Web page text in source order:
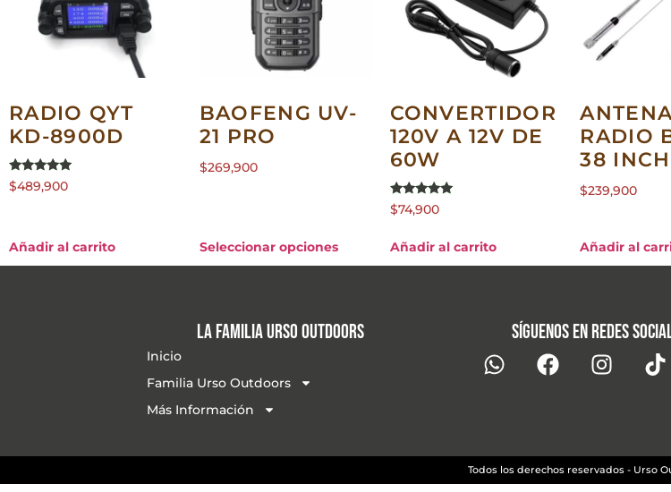
RADIO QYT
KD-8900D
Valorado en
5.00
$489,900
Añadir al carrito
BAOFENG UV-
21 PRO
$269,900
Seleccionar opciones
CONVERTIDOR
120V A 12V DE
60W
Valorado en
5.00
$74,900
Añadir al carrito
RADIO
38 INCH
$239,900
Añadir al
La familia Urso Outdoors
Inicio
Familia Urso Outdoors
Más Información
Síguenos en redes
Todos los derechos reservados - Urso